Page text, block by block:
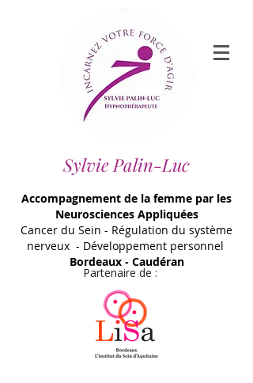
Sylvie Palin-Luc
Accompagnement de la femme par les
Neurosciences Appliquées
Cancer du Sein - Régulation du système
nerveux - Développement personnel
Bordeaux - Caudéran
Partenaire de :